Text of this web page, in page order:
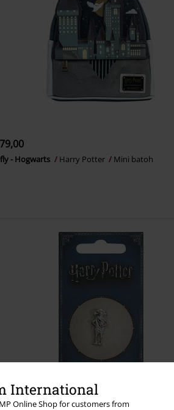
International
Online Shop for customers from
- Hogwarts Harry Potter Mini batoh